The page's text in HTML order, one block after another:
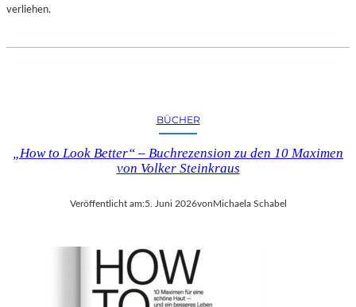
verliehen.
BÜCHER
„How to Look Better“ – Buchrezension zu den 10 Maximen
von Volker Steinkraus
Veröffentlicht am:5. Juni 2026vonMichaela Schabel